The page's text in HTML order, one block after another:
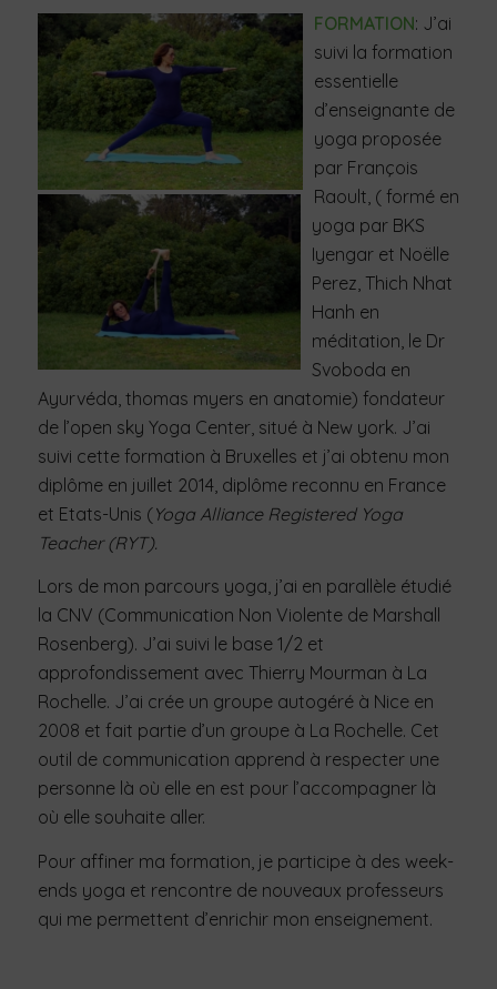
FORMATION: J’ai
suivi la formation
essentielle
d’enseignante de
yoga proposée
par François
Raoult, ( formé en
yoga par BKS
Iyengar et Noëlle
Perez, Thich Nhat
Hanh en
méditation, le Dr
Svoboda en
Ayurvéda, thomas myers en anatomie) fondateur
de l’open sky Yoga Center, situé à New york. J’ai
suivi cette formation à Bruxelles et j’ai obtenu mon
diplôme en juillet 2014, diplôme reconnu en France
et Etats-Unis (Yoga Alliance Registered Yoga
Teacher (RYT).
Lors de mon parcours yoga, j’ai en parallèle étudié
la CNV (Communication Non Violente de Marshall
Rosenberg). J’ai suivi le base 1/2 et
approfondissement avec Thierry Mourman à La
Rochelle. J’ai crée un groupe autogéré à Nice en
2008 et fait partie d’un groupe à La Rochelle. Cet
outil de communication apprend à respecter une
personne là où elle en est pour l’accompagner là
où elle souhaite aller.
Pour affiner ma formation, je participe à des week-
ends yoga et rencontre de nouveaux professeurs
qui me permettent d’enrichir mon enseignement.